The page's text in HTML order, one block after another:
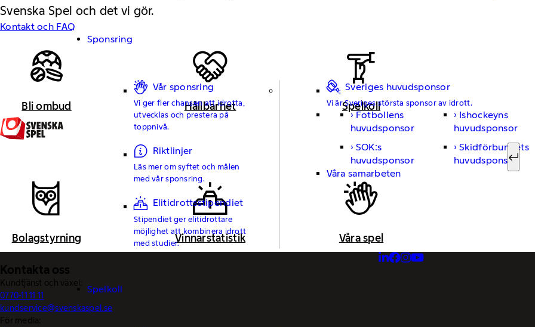
Sponsring
Vår sponsring
Vi ger fler chansen att idrotta,
utvecklas och prestera på
toppnivå.
Riktlinjer
Läs mer om syftet och målen
med vår sponsring.
Elitidrottsstipendiet
Stipendiet ger elitidrottare
möjlighet att kombinera idrott
med studier.
Sveriges huvudsponsor
Vi är Sveriges största sponsor av idrott.
Fotbollens
huvudsponsor
Ishockeyns
huvudsponsor
SOK:s
huvudsponsor
Skidförbundets
huvudsponsor
Våra samarbeten
Spelkoll
Sök
Svenska Spel och det vi gör.
Kontakt och FAQ
Bli ombud Hållbarhet Spelkoll
Bolagstyrning Vinnarstatistik Våra spel
Kontakta oss
Kundtjänst och växel:
0770-11 11 11
kundservice@svenskaspel.se
För media: